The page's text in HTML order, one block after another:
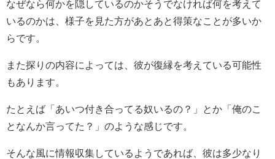
なぜなら何かを隠しているのかそうでなければ何を考えて
いるのかは、様子を見た方があとあと得策なことが多いか
らです。
また探りの内容によっては、彼が復縁を考えている可能性
もあります。
たとえば「あいつ付き合ってる奴いるの？」とか「俺のこ
となんか言ってた？」のような感じです。
そんな風に情報収集しているようであれば、彼は多少なり